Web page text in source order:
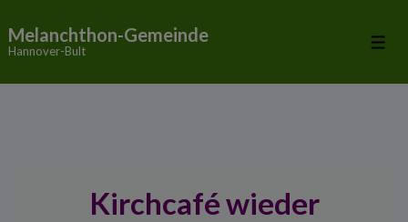
Zum
Melanchthon-Gemeinde
Hannover-Bult
Kirchcafé wieder